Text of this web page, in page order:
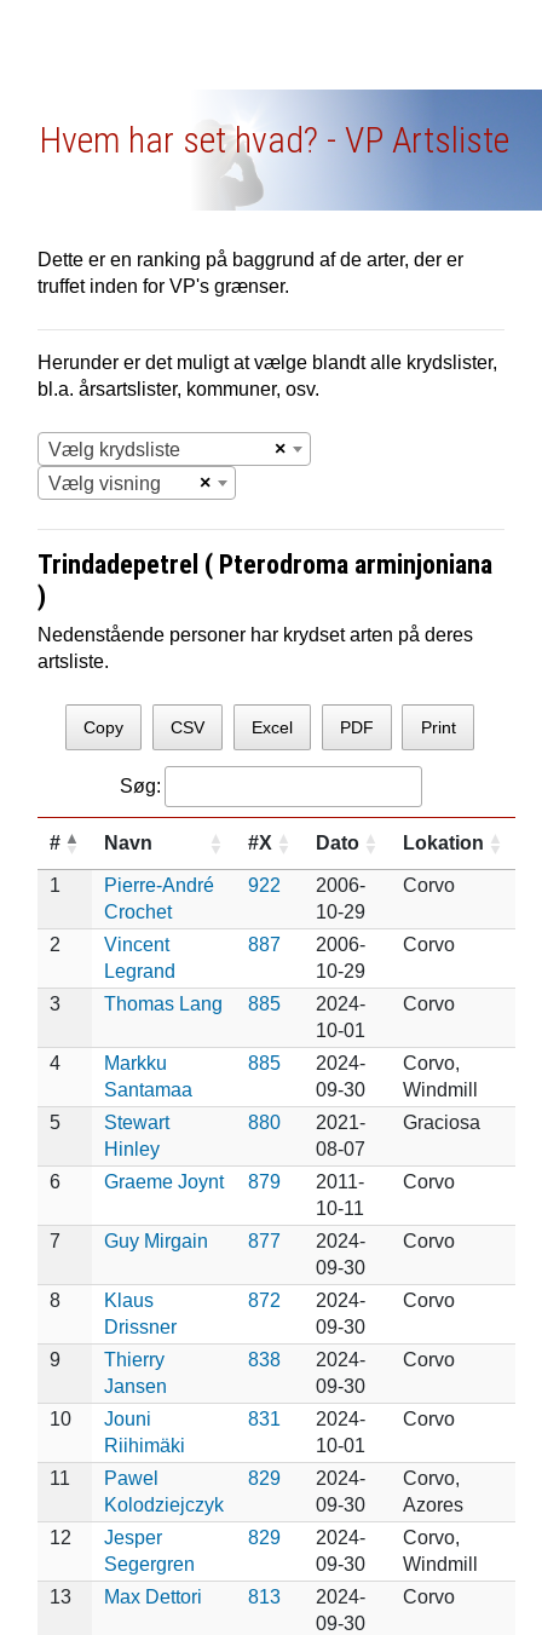
Hvem har set hvad? - VP Artsliste
Dette er en ranking på baggrund af de arter, der er
truffet inden for VP's grænser.
Herunder er det muligt at vælge blandt alle krydslister,
bl.a. årsartslister, kommuner, osv.
×
Vælg krydsliste
×
Vælg visning
Trindadepetrel ( Pterodroma arminjoniana
)
Nedenstående personer har krydset arten på deres
artsliste.
Copy CSV Excel PDF Print
Søg:
# Navn #X Dato Lokation
1
Pierre-André
Crochet
922
2006-
10-29
Corvo
2
Vincent
Legrand
887
2006-
10-29
Corvo
3 Thomas Lang 885
2024-
10-01
Corvo
4
Markku
Santamaa
885
2024-
09-30
Corvo,
Windmill
5
Stewart
Hinley
880
2021-
08-07
Graciosa
6 Graeme Joynt 879
2011-
10-11
Corvo
7 Guy Mirgain 877
2024-
09-30
Corvo
8
Klaus
Drissner
872
2024-
09-30
Corvo
9
Thierry
Jansen
838
2024-
09-30
Corvo
10
Jouni
Riihimäki
831
2024-
10-01
Corvo
11
Pawel
Kolodziejczyk
829
2024-
09-30
Corvo,
Azores
12
Jesper
Segergren
829
2024-
09-30
Corvo,
Windmill
13
Max Dettori 813
2024-
09-30
Corvo